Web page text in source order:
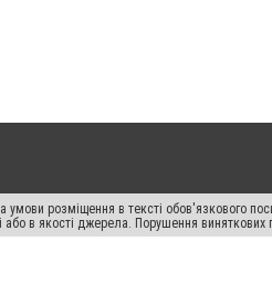
розміщення в тексті обов'язкового
або в якості джерела. Порушення